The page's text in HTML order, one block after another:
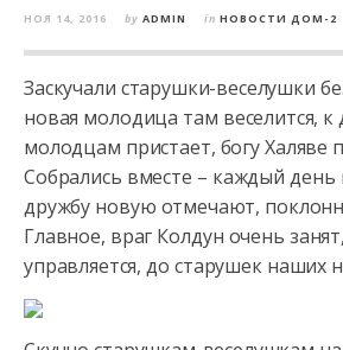
НОЯ 14, 2016 by ADMIN in НОВОСТИ ДОМ-2
Заскучали старушки-веселушки
новая молодица там веселится,
молодцам пристает, богу Халяве
Собрались вместе – каждый
дружбу новую отмечают,
Главное, враг Колдун очень
управляется, до старушек наших